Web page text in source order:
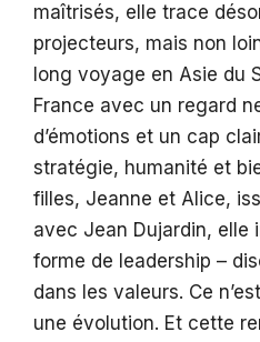
maîtrisés, elle trace
projecteurs, mais non
long voyage en Asie du
France avec un regard
d’émotions et un cap
stratégie, humanité et
filles, Jeanne et Alice,
avec Jean Dujardin, elle
forme de leadership –
dans les valeurs. Ce
une évolution. Et cette